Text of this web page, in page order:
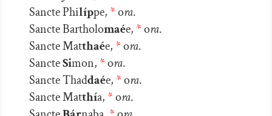
Sancte Philíppe, *ora.
Sancte Bartholomaée, *ora.
Sancte Matthaée, *ora.
SancteSimon, *ora.
Sancte Thaddaée, *ora.
Sancte Matthía, *ora.